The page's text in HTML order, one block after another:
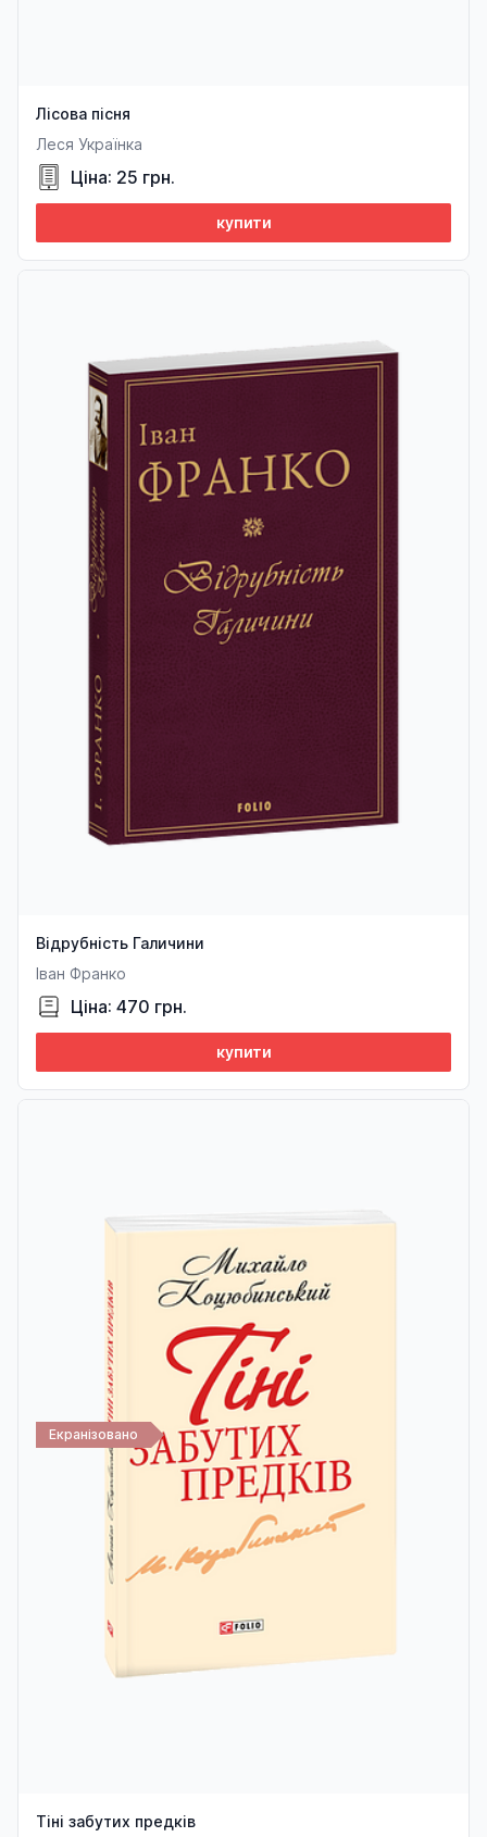
Лісова пісня
Леся Українка
Ціна: 25 грн.
купити
Відрубність Галичини
Іван Франко
Ціна: 470 грн.
купити
Екранізовано
Тіні забутих предків